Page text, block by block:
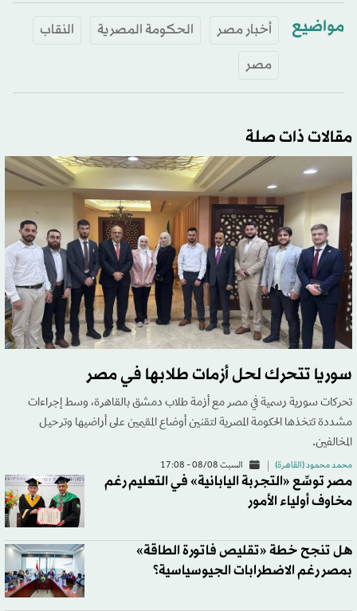
مواضيع أخبار مصر الحكومة المصرية
النقاب
مصر
مقالات ذات صلة
سوريا تتحرك لحل أزمات طلابها في مصر
تحركات سورية رسمية في مصر مع أزمة طلاب دمشق بالقاهرة، وسط إجراءات
مشددة تتخذها الحكومة المصرية لتقنين أوضاع المقيمين على أراضيها وترحيل
المخالفين.
محمد محمود (القاهرة) السبت 08/08 - 17:08
مصر توسِّع «التجربة اليابانية» في التعليم رغم
مخاوف أولياء الأمور
هل تنجح خطة «تقليص فاتورة الطاقة»
بمصر رغم الاضطرابات الجيوسياسية؟